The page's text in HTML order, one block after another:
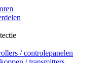
/ controlepanelen